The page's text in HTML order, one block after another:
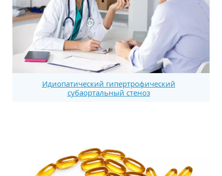
Идиопатический гипертрофический
субаортальный стеноз